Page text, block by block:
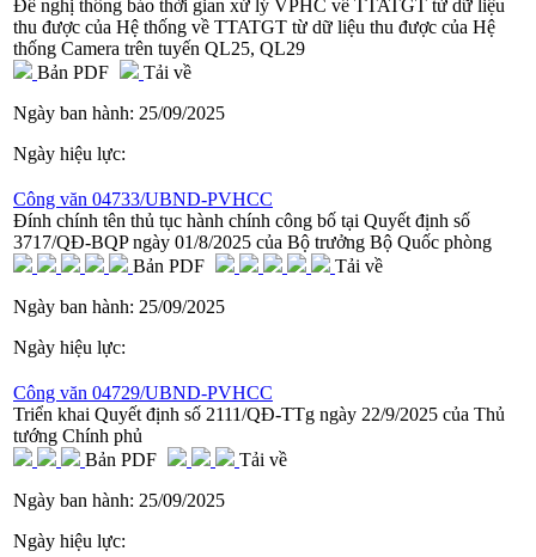
Đề nghị thông báo thời gian xử lý VPHC về TTATGT từ dữ liệu
thu được của Hệ thống về TTATGT từ dữ liệu thu được của Hệ
thống Camera trên tuyến QL25, QL29
Bản PDF
Tải về
Ngày ban hành: 25/09/2025
Ngày hiệu lực:
Công văn 04733/UBND-PVHCC
Đính chính tên thủ tục hành chính công bố tại Quyết định số
3717/QĐ-BQP ngày 01/8/2025 của Bộ trưởng Bộ Quốc phòng
Bản PDF
Tải về
Ngày ban hành: 25/09/2025
Ngày hiệu lực:
Công văn 04729/UBND-PVHCC
Triển khai Quyết định số 2111/QĐ-TTg ngày 22/9/2025 của Thủ
tướng Chính phủ
Bản PDF
Tải về
Ngày ban hành: 25/09/2025
Ngày hiệu lực: